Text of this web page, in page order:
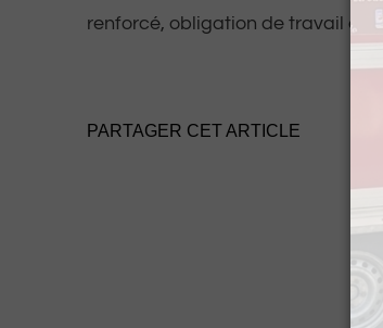
renforcé, obligation de travail et
PARTAGER CET ARTICLE